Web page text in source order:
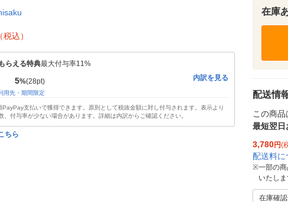
（税込）
らえる特典最大付与率11%
5%(28pt)
用先・期間限定
内訳を見る
PayPay支払いで獲得できます。原則として税抜金額に対し付与されます。表示より
、付与率が少ない場合があります。詳細は内訳からご確認ください。
ちら
在庫
配送情
この商品
最短翌日
3,780円(
配送料に
※一部の
いたしま
在庫確